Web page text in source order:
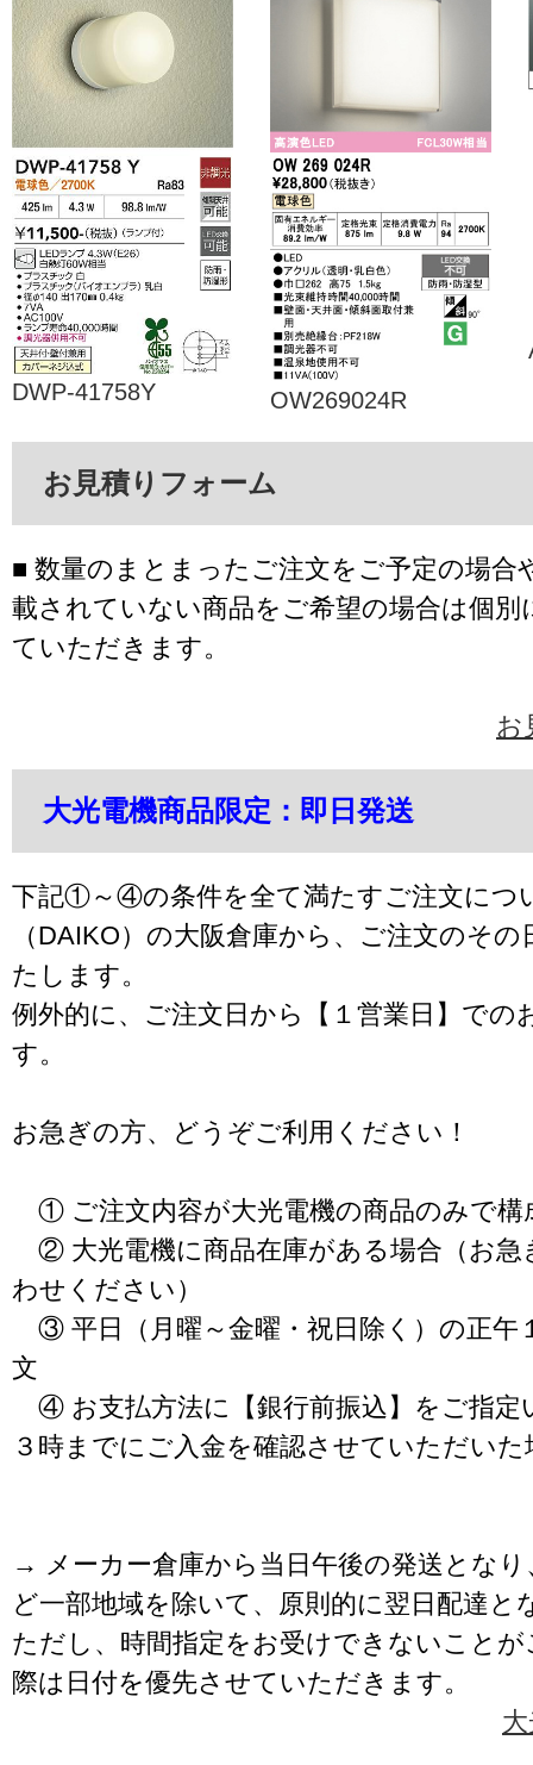
DWP-41758Y OW269024R
お見積りフォーム
■ 数量のまとまったご注文をご予定の場合
載されていない商品をご希望の場合は個別
ていただきます。
お
大光電機商品限定：即日発送
下記①～④の条件を全て満たすご注文につ
（DAIKO）の大阪倉庫から、ご注文のそ
たします。
例外的に、ご注文日から【１営業日】での
す。
お急ぎの方、どうぞご利用ください！
① ご注文内容が大光電機の商品のみで構
② 大光電機に商品在庫がある場合（お急
わせください）
③ 平日（月曜～金曜・祝日除く）の正午
文
④ お支払方法に【銀行前振込】をご指定
３時までにご入金を確認させていただいた
→ メーカー倉庫から当日午後の発送となり
ど一部地域を除いて、原則的に翌日配達と
ただし、時間指定をお受けできないこと
際は日付を優先させていただきます。